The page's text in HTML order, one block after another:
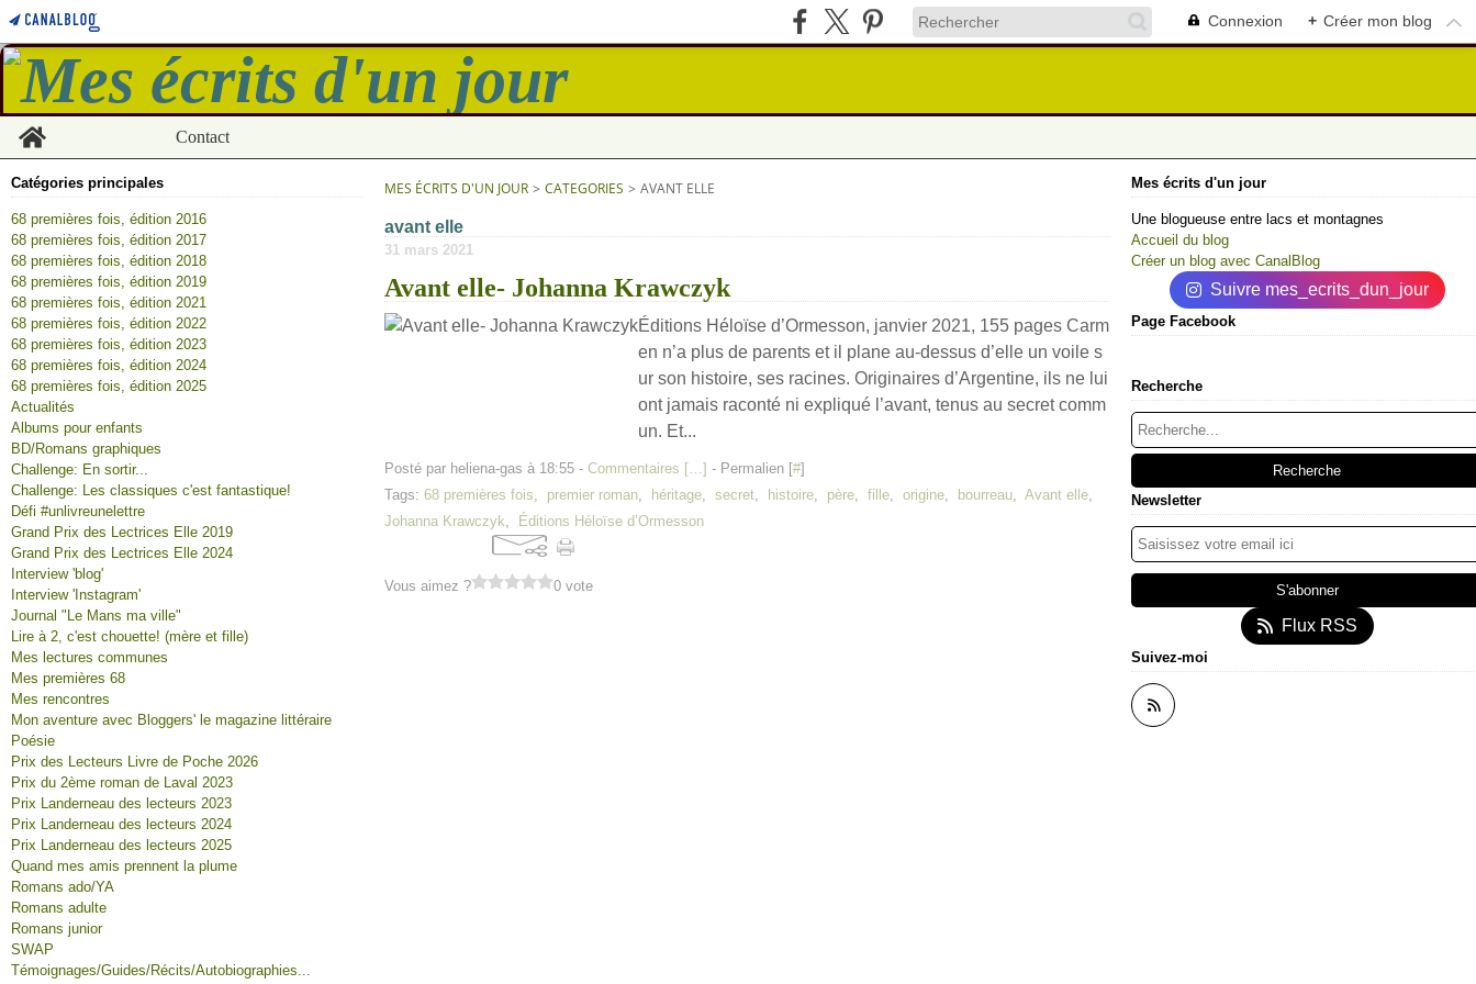
Connexion + Créer mon blog
Home
Contact
Catégories principales
68 premières fois, édition 2016
68 premières fois, édition 2017
68 premières fois, édition 2018
68 premières fois, édition 2019
68 premières fois, édition 2021
68 premières fois, édition 2022
68 premières fois, édition 2023
68 premières fois, édition 2024
68 premières fois, édition 2025
Actualités
Albums pour enfants
BD/Romans graphiques
Challenge: En sortir...
Challenge: Les classiques c'est fantastique!
Défi #unlivreunelettre
Grand Prix des Lectrices Elle 2019
Grand Prix des Lectrices Elle 2024
Interview 'blog'
Interview 'Instagram'
Journal "Le Mans ma ville"
Lire à 2, c'est chouette! (mère et fille)
Mes lectures communes
Mes premières 68
Mes rencontres
Mon aventure avec Bloggers' le magazine littéraire
Poésie
Prix des Lecteurs Livre de Poche 2026
Prix du 2ème roman de Laval 2023
Prix Landerneau des lecteurs 2023
Prix Landerneau des lecteurs 2024
Prix Landerneau des lecteurs 2025
Quand mes amis prennent la plume
Romans ado/YA
Romans adulte
Romans junior
SWAP
Témoignages/Guides/Récits/Autobiographies...
MES ÉCRITS D'UN JOUR > CATEGORIES > AVANT ELLE
avant elle
31 mars 2021
Avant elle- Johanna Krawczyk
Éditions Héloïse d’Ormesson, janvier 2021, 155 pages Carm
en n’a plus de parents et il plane au-dessus d’elle un voile s
ur son histoire, ses racines. Originaires d’Argentine, ils ne lui
ont jamais raconté ni expliqué l’avant, tenus au secret comm
un. Et...
Posté par heliena-gas à 18:55 - Commentaires […] - Permalien [#]
Tags: 68 premières fois, premier roman, héritage, secret, histoire, père, fille, origine, bourreau, Avant elle,
Johanna Krawczyk, Éditions Héloïse d’Ormesson
Vous aimez ? 0 vote
Mes écrits d'un jour
Une blogueuse entre lacs et montagnes
Accueil du blog
Créer un blog avec CanalBlog
Suivre mes_ecrits_dun_jour
Page Facebook
Recherche
Newsletter
Flux RSS
Suivez-moi